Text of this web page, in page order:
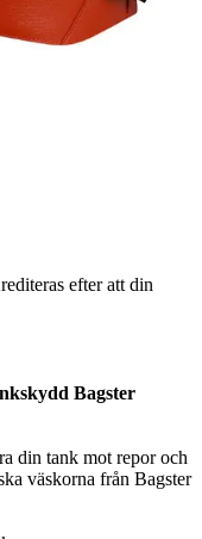
efter att din
Bagster
din tank mot repor och
väskorna från Bagster